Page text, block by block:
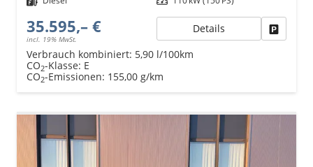
35.595,– €
incl. 19% MwSt.
Details
Verbrauch kombiniert: 5,90 l/100km
CO2-Klasse: E
CO2-Emissionen: 155,00 g/km